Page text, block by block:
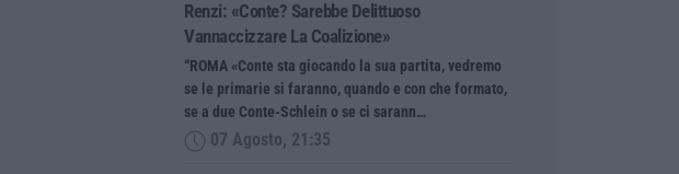
Renzi: «Conte? Sarebbe Delittuoso
Vannaccizzare La Coalizione»
“ROMA «Conte sta giocando la sua partita, vedremo
se le primarie si faranno, quando e con che formato,
se a due Conte-Schlein o se ci sarann…
07 Agosto, 21:35